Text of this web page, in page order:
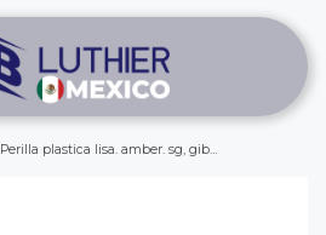
Perilla plastica lisa. amber. sg, gibson, les paul. mod: ka-110